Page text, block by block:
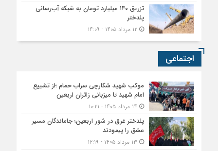
تزریق ۱۴۰ میلیارد تومان به شبکه آب‌رسانی
پلدختر
۱۲ مرداد ۱۴۰۵ - ۱۴:۰۹
اجتماعی
موکب شهید شکارچی سراب حمام ؛از تشییع
امام شهید تا میزبانی زائران اربعین
پلدختر غرق در شور اربعین؛ جاماندگان مسیر
عشق را پیمودند